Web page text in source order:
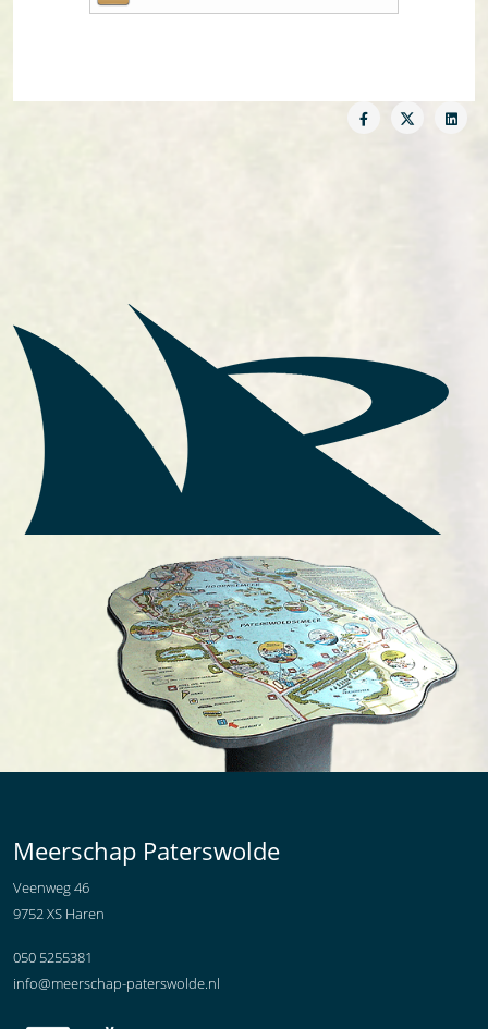
Meerschap Paterswolde
Veenweg 46
9752 XS Haren
050 5255381
info@meerschap-paterswolde.nl